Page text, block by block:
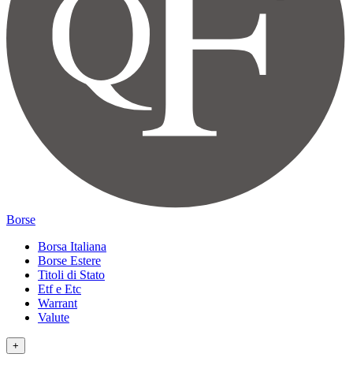
Borse
Borsa Italiana
Borse Estere
Titoli di Stato
Etf e Etc
Warrant
Valute
+